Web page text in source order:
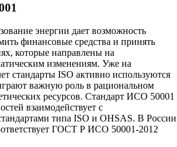
энергии дает возможность
финансовые средства и принять
которые направлены на
изменениям. Уже на
стандарты ISO активно используются
важную роль в рациональном
ресурсов. Стандарт ИСО 50001
взаимодействует с
типа ISO и OHSAS. В России
ГОСТ Р ИСО 50001-2012